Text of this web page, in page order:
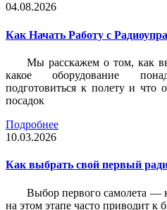
04.08.2026
Как Начать Работу с
Мы расскажем о том, как
какое оборудование
подготовиться к полету и что
посадок
Подробнее
10.03.2026
Как выбрать свой первый
Выбор первого самолета —
на этом этапе часто приводит